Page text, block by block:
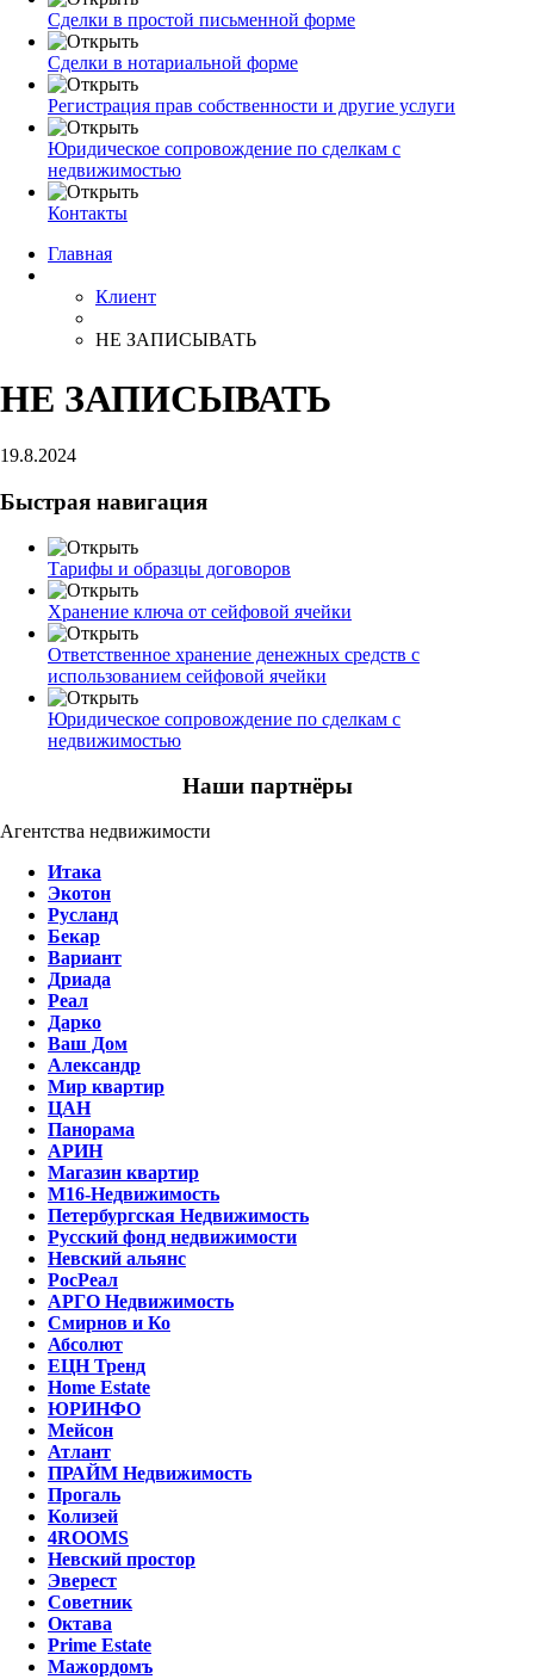
Сделки в простой письменной форме
Сделки в нотариальной форме
Регистрация прав собственности и другие услуги
Юридическое сопровождение по сделкам с
недвижимостью
Контакты
Главная
Клиент
НЕ ЗАПИСЫВАТЬ
НЕ ЗАПИСЫВАТЬ
19.8.2024
Быстрая навигация
Тарифы и образцы договоров
Хранение ключа от сейфовой ячейки
Ответственное хранение денежных средств с
использованием сейфовой ячейки
Юридическое сопровождение по сделкам с
недвижимостью
Наши партнёры
Агентства недвижимости
Итака
Экотон
Русланд
Бекар
Вариант
Дриада
Реал
Дарко
Ваш Дом
Александр
Мир квартир
ЦАН
Панорама
АРИН
Магазин квартир
М16-Недвижимость
Петербургская Недвижимость
Русский фонд недвижимости
Невский альянс
РосРеал
АРГО Недвижимость
Смирнов и Ко
Абсолют
ЕЦН Тренд
Home Estate
ЮРИНФО
Мейсон
Атлант
ПРАЙМ Недвижимость
Прогаль
Колизей
4ROOMS
Невский простор
Эверест
Советник
Октава
Prime Estate
Мажордомъ